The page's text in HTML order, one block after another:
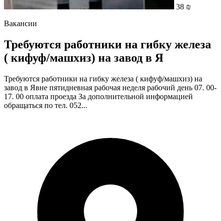
38 ₪
Вакансии
Требуются работники на гибку железа
( кифуф/машхиз) на завод в Я
Требуются работники на гибку железа ( кифуф/машхиз) на
завод в Явне пятидневная рабочая неделя рабочий день 07. 00-
17. 00 оплата проезда За дополнительной информацией
обращаться по тел. 052...